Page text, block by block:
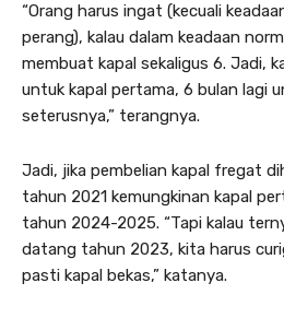
“Orang harus ingat (kecuali
perang), kalau dalam keadaan
membuat kapal sekaligus 6. Jadi,
untuk kapal pertama, 6 bulan lagi
seterusnya,” terangnya.
Jadi, jika pembelian kapal fregat
tahun 2021 kemungkinan kapal
tahun 2024-2025. “Tapi kalau
datang tahun 2023, kita harus
pasti kapal bekas,” katanya.